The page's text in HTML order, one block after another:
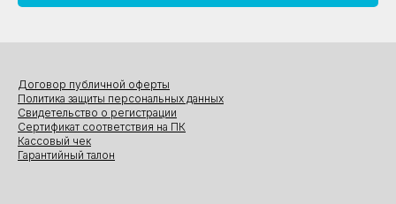
Договор публичной оферты
Политика защиты персональных данных
Свидетельство о регистрации
Сертификат соответствия на ПК
Кассовый чек
Гарантийный талон